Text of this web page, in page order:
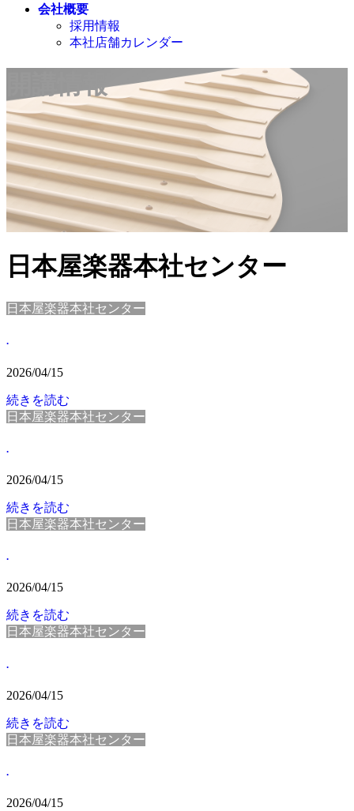
会社概要
採用情報
本社店舗カレンダー
開講情報
日本屋楽器本社センター
日本屋楽器本社センター
.
2026/04/15
続きを読む
日本屋楽器本社センター
.
2026/04/15
続きを読む
日本屋楽器本社センター
.
2026/04/15
続きを読む
日本屋楽器本社センター
.
2026/04/15
続きを読む
日本屋楽器本社センター
.
2026/04/15